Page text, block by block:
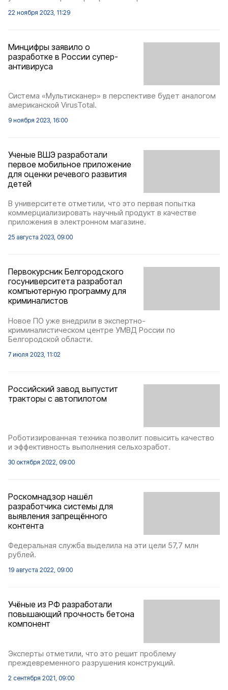
22 ноября 2023, 11:29
Минцифры заявило о
разработке в России супер-
антивируса
Система «Мультисканер» в перспективе будет аналогом
американской VirusTotal.
9 ноября 2023, 16:00
Ученые ВШЭ разработали
первое мобильное приложение
для оценки речевого развития
детей
В университете отметили, что это первая попытка
коммерциализировать научный продукт в качестве
приложения в электронном магазине.
25 августа 2023, 09:00
Первокурсник Белгородского
госуниверситета разработал
компьютерную программу для
криминалистов
Новое ПО уже внедрили в экспертно-
криминалистическом центре УМВД России по
Белгородской области.
7 июля 2023, 11:02
Российский завод выпустит
тракторы с автопилотом
Роботизированная техника позволит повысить качество
и эффективность выполнения сельхозработ.
30 октября 2022, 09:00
Роскомнадзор нашёл
разработчика системы для
выявления запрещённого
контента
Федеральная служба выделила на эти цели 57,7 млн
рублей.
19 августа 2022, 09:00
Учёные из РФ разработали
повышающий прочность бетона
компонент
Эксперты отметили, что это решит проблему
преждевременного разрушения конструкций.
2 сентября 2021, 09:00